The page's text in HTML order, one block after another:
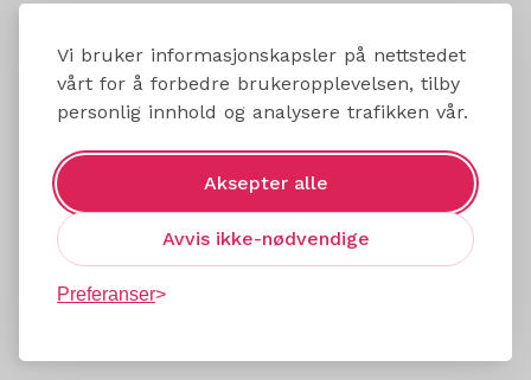
Vi bruker informasjonskapsler på nettstedet
vårt for å forbedre brukeropplevelsen, tilby
personlig innhold og analysere trafikken vår.
Aksepter alle
Avvis ikke-nødvendige
Preferanser